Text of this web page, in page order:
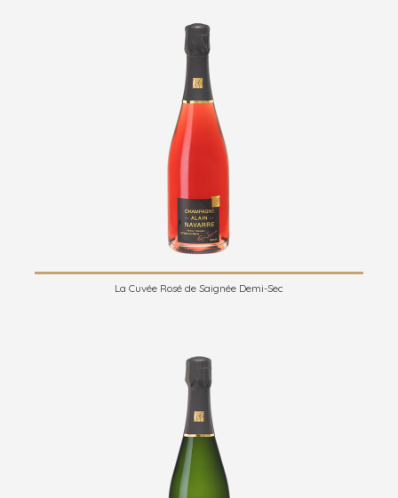
La Cuvée Rosé de Saignée Demi-Sec